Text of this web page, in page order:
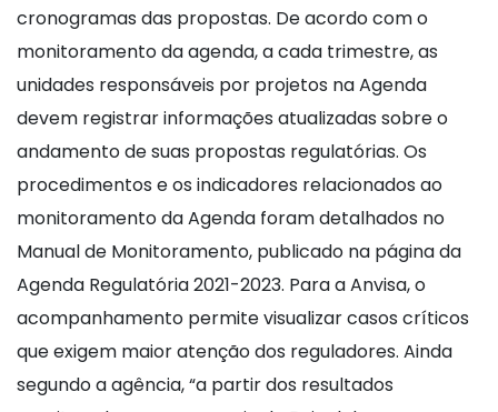
cronogramas das propostas. De acordo com o
monitoramento da agenda, a cada trimestre, as
unidades responsáveis por projetos na Agenda
devem registrar informações atualizadas sobre o
andamento de suas propostas regulatórias. Os
procedimentos e os indicadores relacionados ao
monitoramento da Agenda foram detalhados no
Manual de Monitoramento, publicado na página da
Agenda Regulatória 2021-2023. Para a Anvisa, o
acompanhamento permite visualizar casos críticos
que exigem maior atenção dos reguladores. Ainda
segundo a agência, “a partir dos resultados